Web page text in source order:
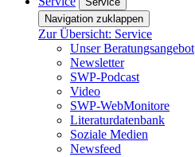
Navigation zuklappen
Zur Übersicht: Service
Unser Beratungsangebot
Newsletter
SWP-Podcast
Video
SWP-WebMonitore
Literaturdatenbank
Soziale Medien
Newsfeed